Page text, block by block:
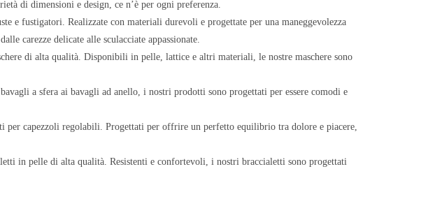
di dimensioni e design, ce n’è per ogni preferenza.
e fustigatori. Realizzate con materiali durevoli e progettate per una maneggevolezza
carezze delicate alle sculacciate appassionate.
di alta qualità. Disponibili in pelle, lattice e altri materiali, le nostre maschere sono
a sfera ai bavagli ad anello, i nostri prodotti sono progettati per essere comodi e
per capezzoli regolabili. Progettati per offrire un perfetto equilibrio tra dolore e piacere,
in pelle di alta qualità. Resistenti e confortevoli, i nostri braccialetti sono progettati